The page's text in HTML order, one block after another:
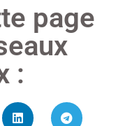
page
: